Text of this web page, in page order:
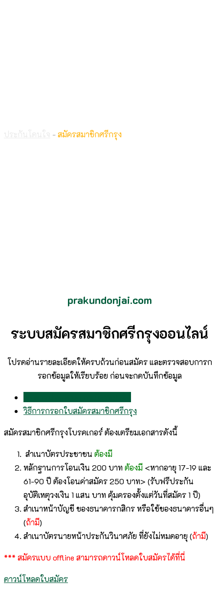
-สมัครสมาชิกศรีกรุง
prakundonjai.com
ระบบสมัครสมาชิกศรีกรุงออนไลน์
โปรดอ่านรายละเอียดให้ครบถ้วนก่อนสมัคร และตรวจสอบการก
รอกข้อมูลให้เรียบร้อย ก่อนจะกดบันทึกข้อมูล
วิธีการกรอกใบสมัครสมาชิกศรีกรุง
สมัครสมาชิกศรีกรุงโบรคเกอร์ ต้องเตรียมเอกสารดังนี้
สำเนาบัตรประชาชน ต้องมี
หลักฐานการโอนเงิน 200 บาทต้องมี <หากอายุ 17-19 และ
61-90 ปี ต้องโอนค่าสมัคร 250 บาท> (รับฟรีประกัน
อุบัติเหตุวงเงิน 1 แสน บาท คุ้มครองตั้งแต่วันที่สมัคร 1 ปี)
สำเนาหน้าบัญชี ของธนาคารกสิกร หรือใช้ของธนาคารอื่นๆ
(ถ้ามี)
สำเนาบัตรนายหน้าประกันวินาศภัย ที่ยังไม่หมดอายุ (ถ้ามี)
*** สมัครแบบ offline สามารถดาวน์โหลดใบสมัครได้ที่นี่
ดาวน์โหลดใบสมัคร